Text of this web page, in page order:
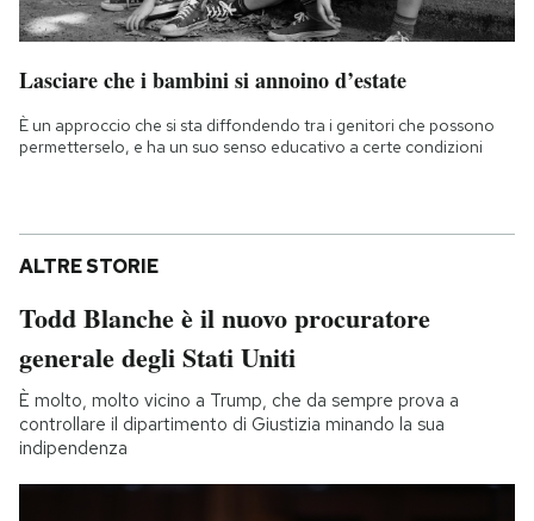
Lasciare che i bambini si annoino d’estate
È un approccio che si sta diffondendo tra i genitori che possono
permetterselo, e ha un suo senso educativo a certe condizioni
ALTRE STORIE
Todd Blanche è il nuovo procuratore
generale degli Stati Uniti
È molto, molto vicino a Trump, che da sempre prova a
controllare il dipartimento di Giustizia minando la sua
indipendenza